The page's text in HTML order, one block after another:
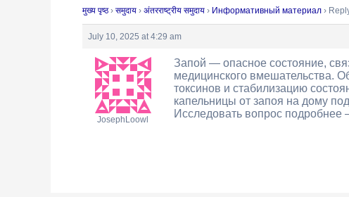
मुख्य पृष्ठ › समुदाय › अंतरराष्ट्रीय समुदाय › Информативный материал ›
July 10, 2025 at 4:29 am
JosephLoowl
Запой — опасное состояние,
медицинского вмешательства.
токсинов и стабилизацию
капельницы от запоя на дому
Исследовать вопрос подробнее